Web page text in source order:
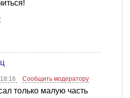
Сообщить модератору
только малую часть